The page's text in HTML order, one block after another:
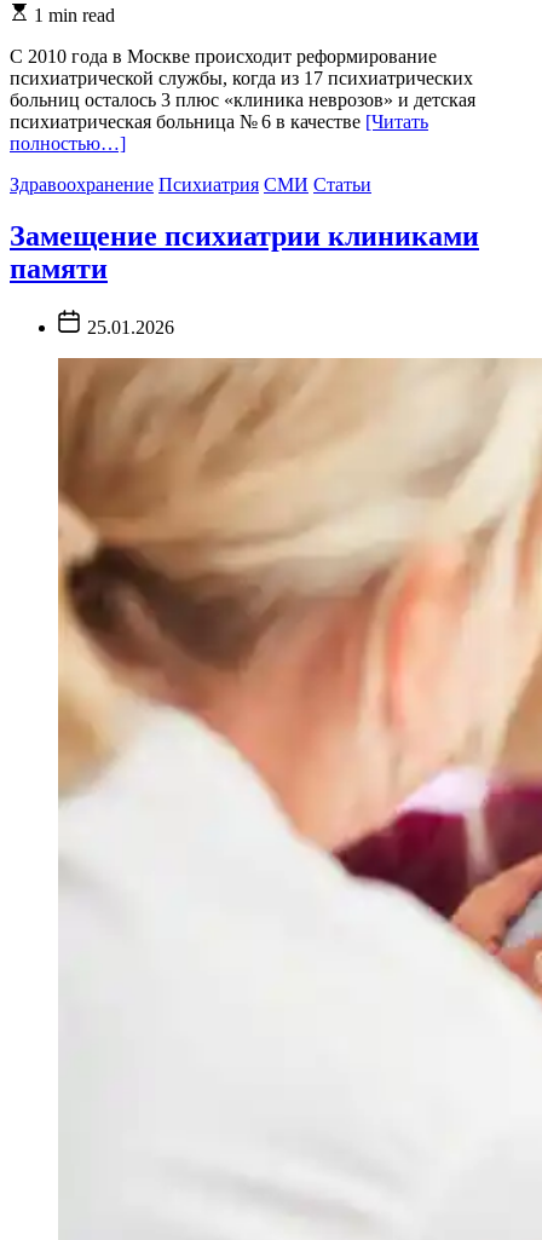
Estimated
time
1 min read
С 2010 года в Москве происходит реформирование
психиатрической службы, когда из 17 психиатрических
больниц осталось 3 плюс «клиника неврозов» и детская
психиатрическая больница № 6 в качестве [Читать
полностью…]
Здравоохранение Психиатрия СМИ Статьи
Замещение психиатрии клиниками
памяти
Post
Date
25.01.2026